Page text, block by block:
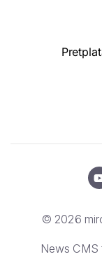
© 2026
News CMS